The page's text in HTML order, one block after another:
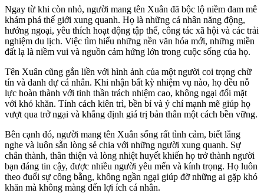
Ngay từ khi còn nhỏ, người mang tên Xuân đã bộc lộ niềm đam mê
khám phá thế giới xung quanh. Họ là những cá nhân năng động,
hướng ngoại, yêu thích hoạt động tập thể, công tác xã hội và các trải
nghiệm du lịch. Việc tìm hiểu những nền văn hóa mới, những miền
đất lạ là niềm vui và nguồn cảm hứng lớn trong cuộc sống của họ.
Tên Xuân cũng gắn liền với hình ảnh của một người coi trọng chữ
tín và danh dự cá nhân. Khi nhận bất kỳ nhiệm vụ nào, họ đều nỗ
lực hoàn thành với tinh thần trách nhiệm cao, không ngại đối mặt
với khó khăn. Tính cách kiên trì, bền bỉ và ý chí mạnh mẽ giúp họ
vượt qua trở ngại và khẳng định giá trị bản thân một cách bền vững.
Bên cạnh đó, người mang tên Xuân sống rất tình cảm, biết lắng
nghe và luôn sẵn lòng sẻ chia với những người xung quanh. Sự
chân thành, thân thiện và lòng nhiệt huyết khiến họ trở thành người
bạn đáng tin cậy, được nhiều người yêu mến và kính trọng. Họ luôn
theo đuổi sự công bằng, không ngần ngại giúp đỡ những ai gặp khó
khăn mà không màng đến lợi ích cá nhân.